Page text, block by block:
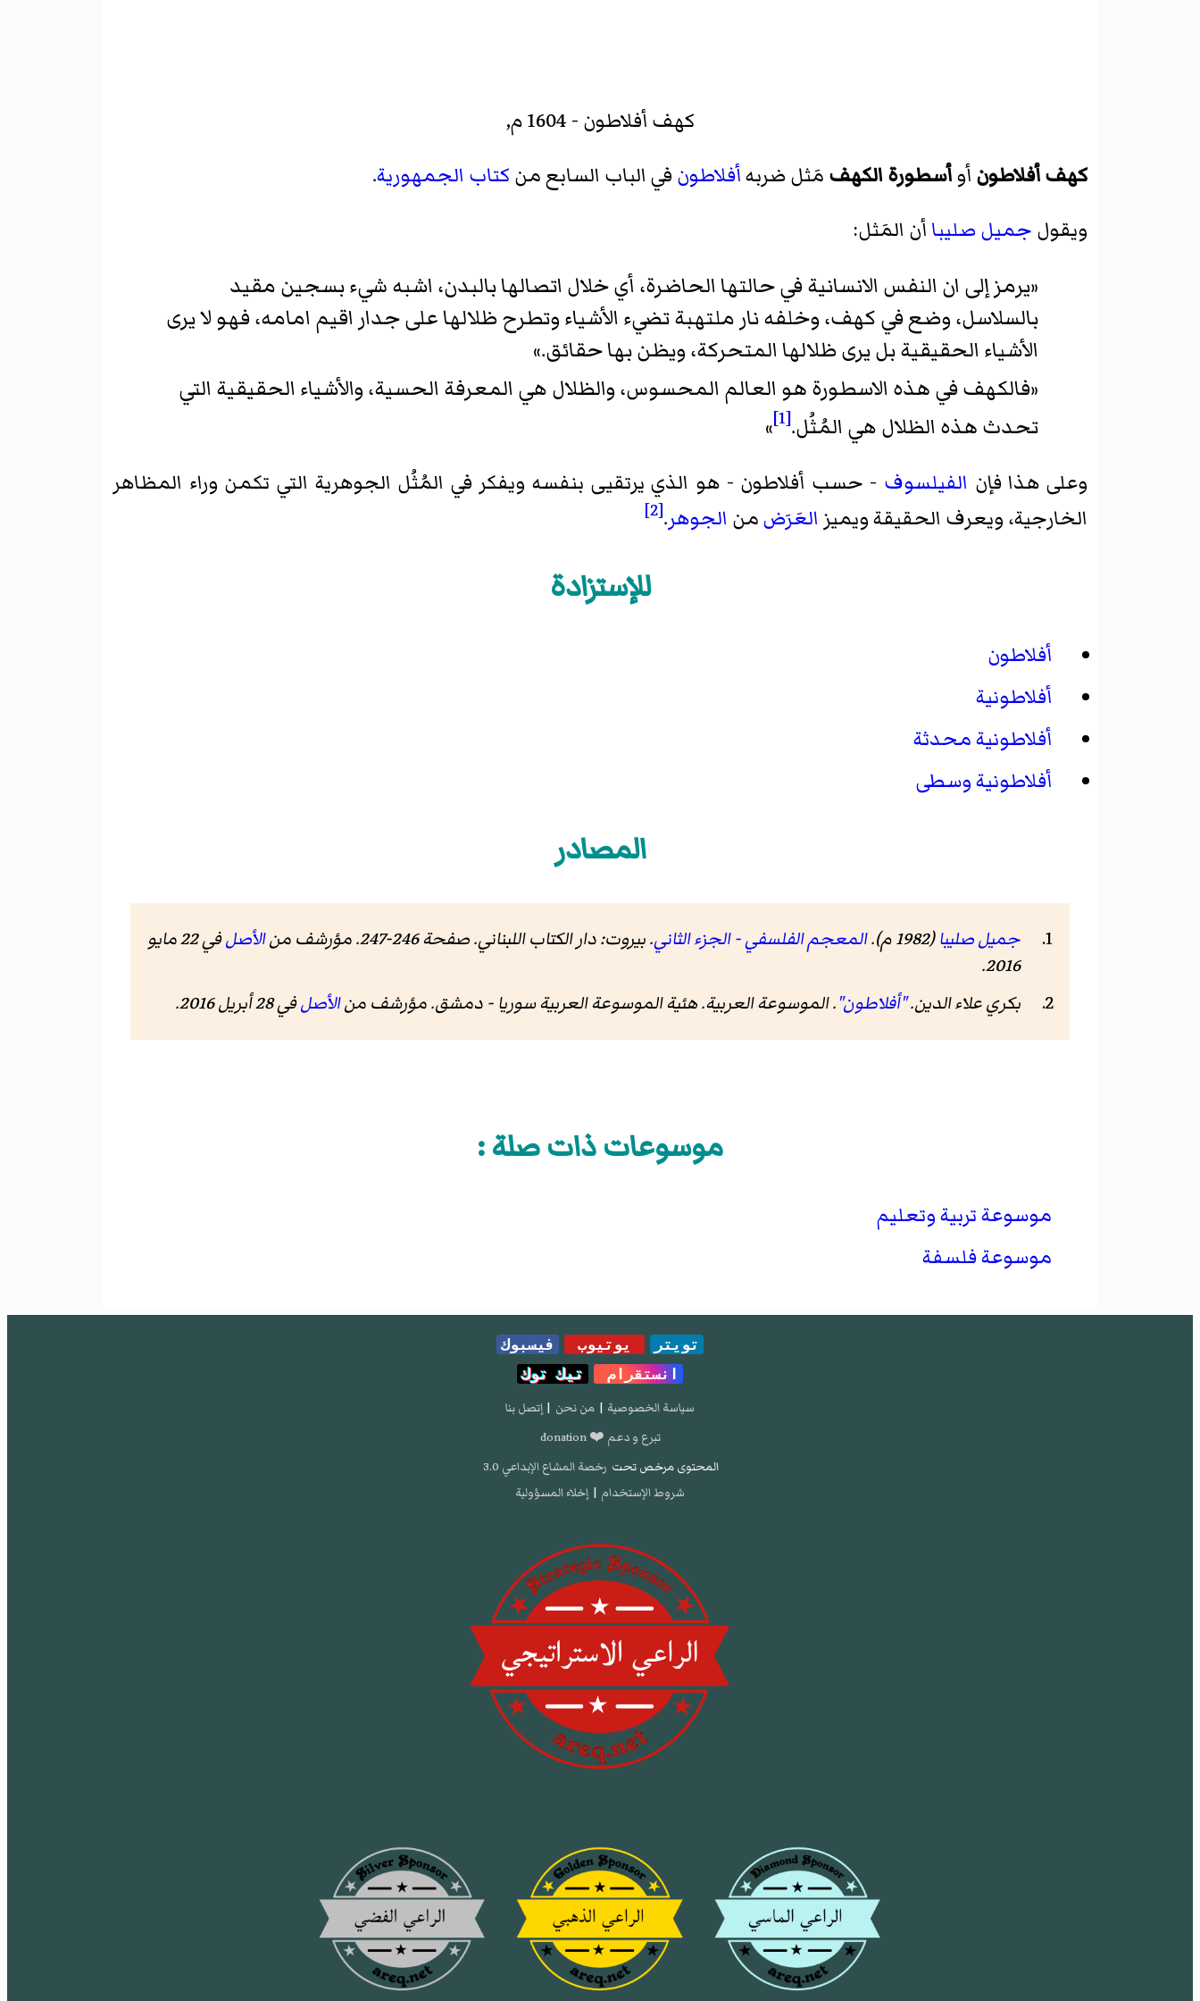
كهف أفلاطون - 1604 م,
كهف أفلاطون أوأسطورة الكهف مَثل ضربهأفلاطون في الباب السابع من كتاب الجمهورية.
ويقول جميل صليبا أن المَثل:
«يرمز إلى ان النفس الانسانية في حالتها الحاضرة، أي خلال اتصالها بالبدن، اشبه شيء بسجين مقيد
بالسلاسل، وضع في كهف، وخلفه نار ملتهبة تضيء الأشياء وتطرح ظلالها على جدار اقيم امامه، فهو لا يرى
الأشياء الحقيقية بل يرى ظلالها المتحركة، ويظن بها حقائق.»
«فالكهف في هذه الاسطورة هو العالم المحسوس، والظلال هي المعرفة الحسية، والأشياء الحقيقية التي
تحدث هذه الظلال هي المُثُل.
[1]
»
وعلى هذا فإن الفيلسوف - حسب أفلاطون - هو الذي يرتقيى بنفسه ويفكر في المُثُل الجوهرية التي تكمن وراء المظاهر
الخارجية، ويعرف الحقيقة ويميز العَرَضمن الجوهر.
[2]
للإستزادة
أفلاطون
أفلاطونية
أفلاطونية محدثة
أفلاطونية وسطى
المصادر
جميل صليبا(1982 م). المعجم الفلسفي - الجزء الثاني. بيروت: دار الكتاب اللبناني. صفحة 246-247. مؤرشف من الأصل
في 22 مايو
2016.
بكري علاء الدين."أفلاطون".الموسوعة العربية. هئية الموسوعة العربية سوريا - دمشق. مؤرشف منالأصلفي 28 أبريل 2016 .
موسوعات ذات صلة :
موسوعة تربية وتعليم
موسوعة فلسفة
تويتر يوتيوب
فيسبوك
انستقرام
تيك توك
سياسة الخصوصية | من نحن | إتصل بنا
تبرع و دعم ❤️ donation
المحتوى مرخص تحت رخصة المشاع الإبداعي 3.0
شروط الإستخدام | إخلاء المسؤولية